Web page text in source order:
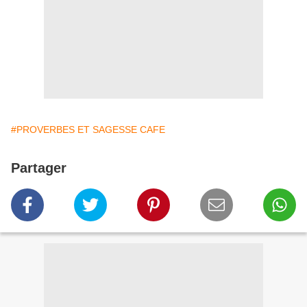
#PROVERBES ET SAGESSE CAFE
Partager